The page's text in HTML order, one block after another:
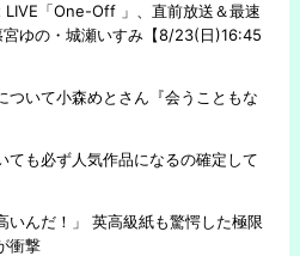
LIVE「One-Off 」、直前放送＆最速
ゆの・城瀬いすみ【8/23(日)16:45
ついて小森めとさん『会うこともな
ても必ず人気作品になるの確定して
いんだ！」 英高級紙も驚愕した極限
衝撃